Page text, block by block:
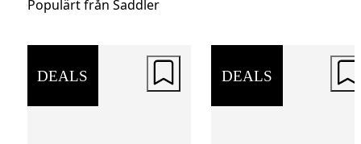
Populärt från Saddler
DEALS DEALS